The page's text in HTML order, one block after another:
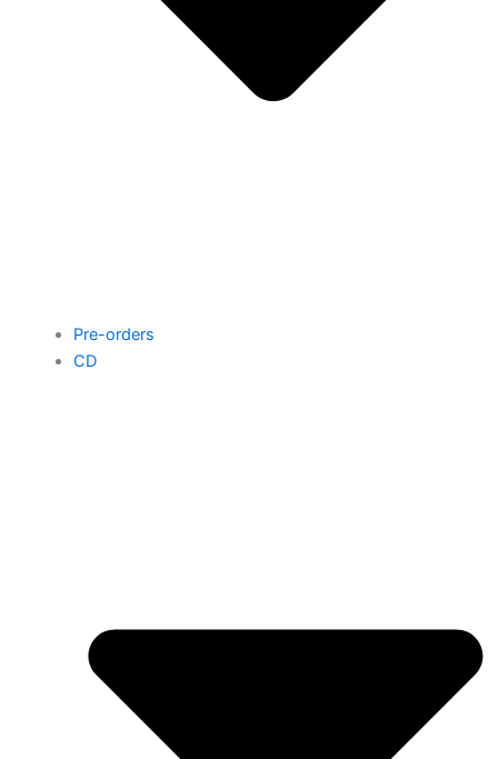
Pre-orders
CD